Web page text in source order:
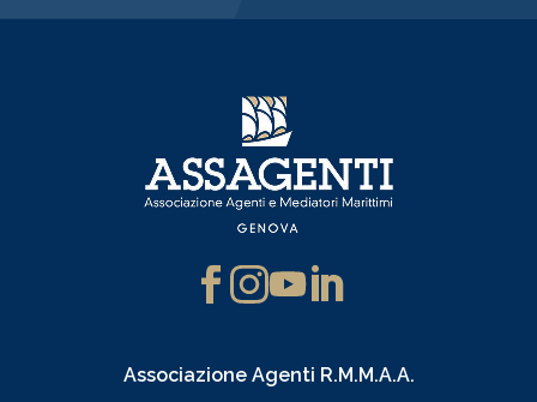
Associazione Agenti R.M.M.A.A.